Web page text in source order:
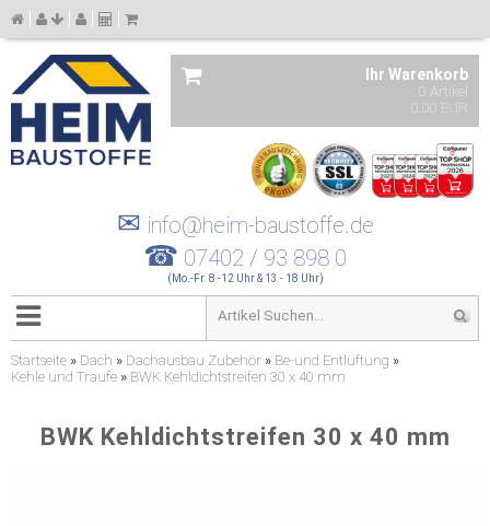
Ihr Warenkorb
0 Artikel
0,00 EUR
✉ info@heim-baustoffe.de
☎ 07402 / 93 898 0
(Mo.-Fr. 8 -12 Uhr & 13 - 18 Uhr)
Startseite » Dach » Dachausbau Zubehör » Be-und Entlüftung »
Kehle und Traufe » BWK Kehldichtstreifen 30 x 40 mm
BWK Kehldichtstreifen 30 x 40 mm